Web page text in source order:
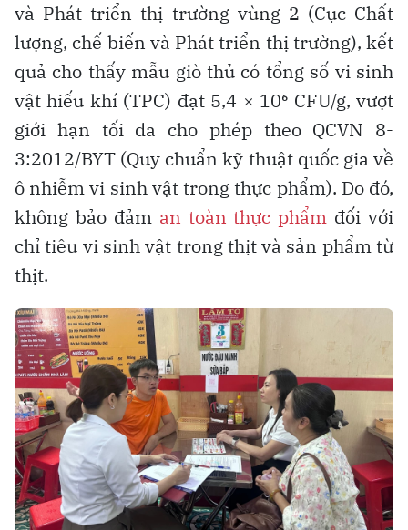
và Phát triển thị trường vùng 2 (Cục Chất
lượng, chế biến và Phát triển thị trường), kết
quả cho thấy mẫu giò thủ có tổng số vi sinh
vật hiếu khí (TPC) đạt 5,4 × 10⁶ CFU/g, vượt
giới hạn tối đa cho phép theo QCVN 8-
3:2012/BYT (Quy chuẩn kỹ thuật quốc gia về
ô nhiễm vi sinh vật trong thực phẩm). Do đó,
không bảo đảm an toàn thực phẩm đối với
chỉ tiêu vi sinh vật trong thịt và sản phẩm từ
thịt.